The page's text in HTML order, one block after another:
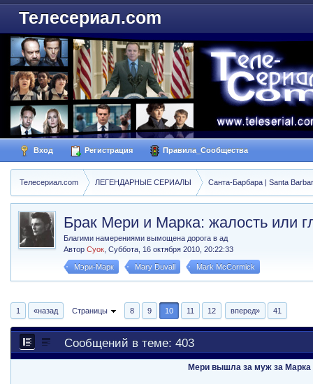
Телесериал.com
Вход Регистрация Правила_Сообщества
Телесериал.com ЛЕГЕНДАРНЫЕ СЕРИАЛЫ Санта-Барбара | Santa
Брак Мери и Марка: жалость или
Благими намерениями вымощена дорога в ад
АвторСуок ,Суббота, 16 октября 2010, 20:22:33
Мэри-Марк Mary Duvall Mark McCormick
1 «назад Страницы 8 9 10 11 12 вперед» 41
Сообщений в теме: 403
Мери вышла за муж за Марка